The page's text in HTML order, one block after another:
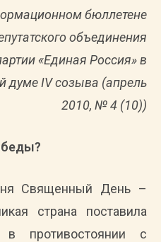
бюллетене
объединения
«Единая Россия» в
думе IV созыва (апрель
2010, № 4 (10))
Священный День –
страна поставила
в противостоянии с